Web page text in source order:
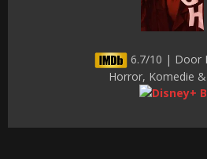
6.7/10 | Door
Horror, Komedie